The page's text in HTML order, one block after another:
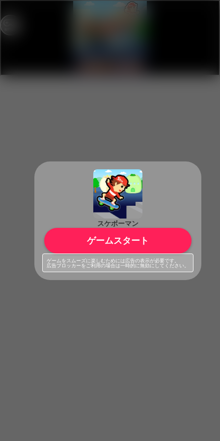
スケボーマン
ゲームスタート
ゲームをスムーズに楽しむためには広告の表示が必要です。
広告ブロッカーをご利用の場合は一時的に無効にしてください。